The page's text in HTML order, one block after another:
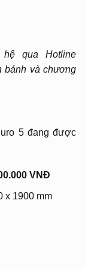
qua Hotline
bánh và chương
5 đang được
VNĐ
x 1900 mm